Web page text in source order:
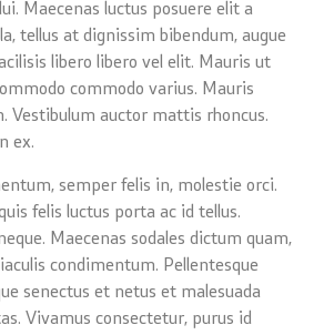
Maecenas luctus posuere elit a
tellus at dignissim bibendum, augue
libero libero vel elit. Mauris ut
commodo varius. Mauris
Vestibulum auctor mattis rhoncus.
ex.
semper felis in, molestie orci.
felis luctus porta ac id tellus.
Maecenas sodales dictum quam,
condimentum. Pellentesque
senectus et netus et malesuada
Vivamus consectetur, purus id